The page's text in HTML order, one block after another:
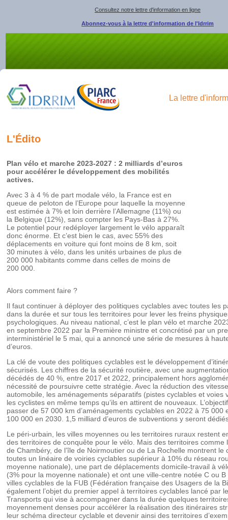
Consultez notre lettre d'information en ligne
Abonnez-vous à la lettre d'information de l'Idrrim
La lettre
L'Édito
Plan vélo et marche 2023-2027 : 2 milliards d’euros
pour accélérer le développement des mobilités
actives.
Avec 3 à 4 % de part modale vélo, la France est en
queue de peloton de l’Europe pour laquelle la moyenne
est estimée à 7% et loin derrière l’Allemagne (11%) ou
la Belgique (12%), sans compter les Pays-Bas à 27%.
Le potentiel pour redéployer largement le vélo apparaît
donc énorme. Et c’est bien le cas, avec 55% des
déplacements en voiture qui font moins de 8 km, soit
30 minutes à vélo, dans les unités urbaines de plus de
200 000 habitants comme dans celles de moins de
200 000.
Alors comment faire ?
Il faut continuer à déployer des politiques cyclables avec toutes les
dans la durée et sur tous les territoires pour lever les freins
psychologiques. Au niveau national, c’est le plan vélo et marche
en septembre 2022 par la Première ministre et concrétisé par un
interministériel le 5 mai, qui a annoncé une série de mesures à
d’euros.
La clé de voute des politiques cyclables est le développement
sécurisés. Les chiffres de la sécurité routière, avec une
décédés de 40 %, entre 2017 et 2022, principalement hors
nécessité de poursuivre cette stratégie. Avec la réduction des
automobile, les aménagements séparatifs (pistes cyclables et voies
les cyclistes en même temps qu’ils en attirent de nouveaux.
passer de 57 000 km d’aménagements cyclables en 2022 à 75 000
100 000 en 2030. 1,5 milliard d’euros de subventions y seront
Le péri-urbain, les villes moyennes ou les territoires ruraux restent
des territoires de conquête pour le vélo. Mais des territoires comme
de Chambéry, de l’île de Noirmoutier ou de La Rochelle montrent le
toutes un linéaire de voiries cyclables supérieur à 10% du réseau
moyenne nationale), une part de déplacements domicile-travail à
(3% pour la moyenne nationale) et ont une ville-centre notée C ou
villes cyclables de la FUB (Fédération française des Usagers de la
également l’objet du premier appel à territoires cyclables lancé par
Transports qui vise à accompagner dans la durée quelques
moyennement denses pour accélérer la réalisation des itinéraires
leur schéma directeur cyclable et devenir ainsi des territoires